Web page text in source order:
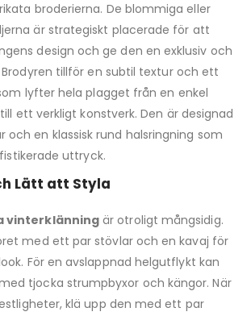
broderierna. De blommiga eller
är strategiskt placerade för att
design och ge den en exklusiv och
tillför en subtil textur och ett
lyfter hela plagget från en enkel
ett verkligt konstverk. Den är designad
och en klassisk rund halsringning som
uttryck.
Lätt att Styla
vinterklänning är otroligt mångsidig.
med ett par stövlar och en kavaj för
För en avslappnad helgutflykt kan
tjocka strumpbyxor och kängor. När
klä upp den med ett par